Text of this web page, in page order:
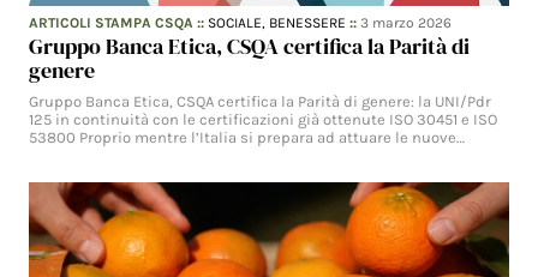
ARTICOLI STAMPA CSQA :: SOCIALE, BENESSERE ::3 marzo 2026
Gruppo Banca Etica, CSQA certifica la Parità di
genere
Gruppo Banca Etica, CSQA certifica la Parità di genere: la UNI/Pdr
125 in continuità con le certificazioni già ottenute ISO 30451 e ISO
53800 Proprio mentre l’Italia si prepara ad attuare le nuove…